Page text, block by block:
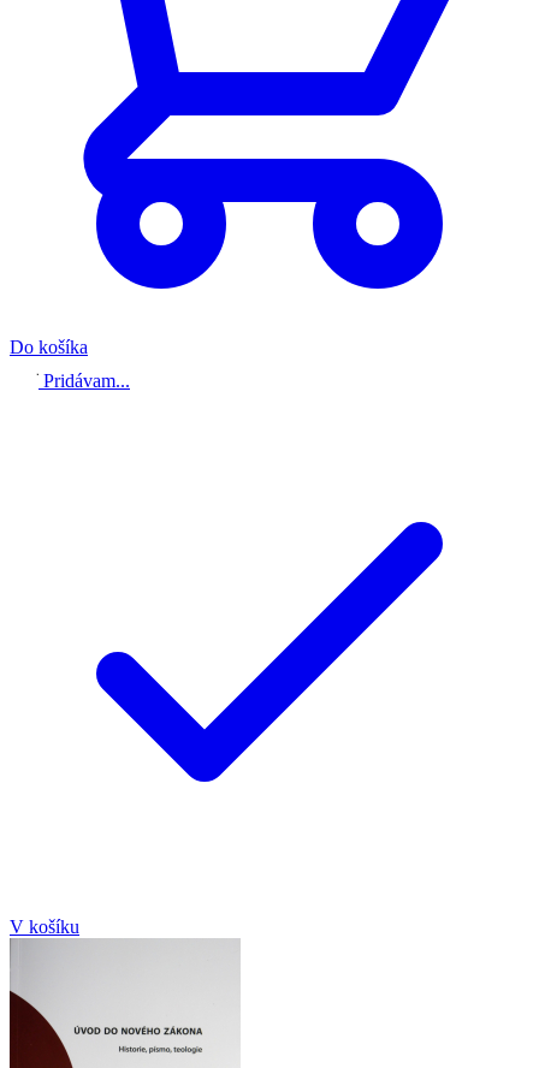
Do košíka
Pridávam...
V košíku